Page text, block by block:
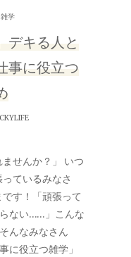
雑学
デキる人と
事に役立つ
せんか？」 いつ
ているみなさ
す！「頑張って
ない……」こんな
んなみなさん
に役立つ雑学」